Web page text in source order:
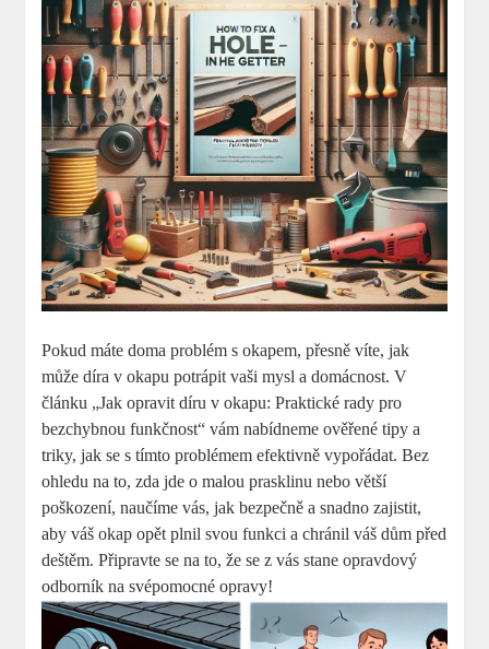
Pokud máte doma problém s okapem, přesně víte, jak
může díra v okapu potrápit vaši mysl a domácnost. V
článku „Jak opravit díru v okapu: Praktické rady pro
bezchybnou funkčnost“ vám nabídneme ověřené tipy a
triky, jak se s tímto problémem efektivně vypořádat. Bez
ohledu na to, zda jde o malou prasklinu nebo větší
poškození, naučíme vás, jak bezpečně a snadno zajistit,
aby váš okap opět plnil svou funkci a chránil váš dům před
deštěm. Připravte se na to, že se z vás stane opravdový
odborník na svépomocné opravy!